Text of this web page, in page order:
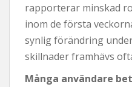
rapporterar minskad
inom de första
synlig förändring
skillnader framhävs
Många användare